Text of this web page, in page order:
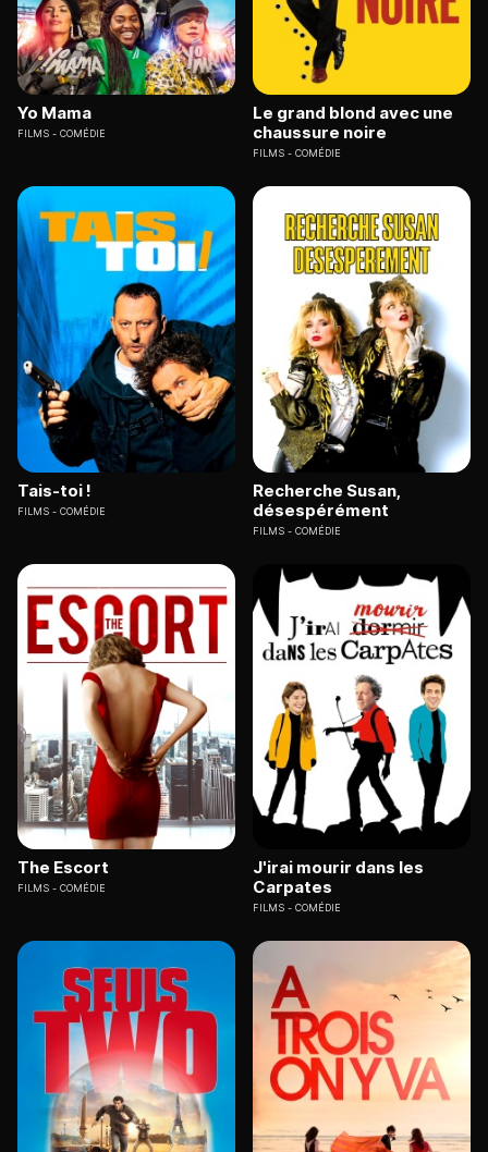
Yo Mama
FILMS COMÉDIE
Le grand blond avec une
chaussure noire
FILMS COMÉDIE
Tais-toi !
FILMS COMÉDIE
Recherche Susan,
désespérément
FILMS COMÉDIE
The Escort
FILMS COMÉDIE
J'irai mourir dans les
Carpates
FILMS COMÉDIE